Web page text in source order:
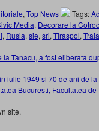
, Top News Tags:
Media, Decorare la
, Rusia, sie, sri, Tiraspol,
Tanacu, a fost eliberata
iulie 1949 si 70 de ani de
Bucuresti, Facultatea
site.